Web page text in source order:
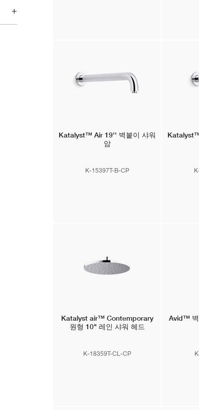
Katalyst™ Air19'' 벽붙이 샤워
암
K-15397T-B-CP
Katalyst air™ Contemporary
원형 10" 레인 샤워 헤드
K-18359T-CL-CP
Avid™